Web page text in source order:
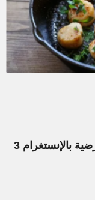
كيفية عمل صورة عرضية بالإنستغرام 3